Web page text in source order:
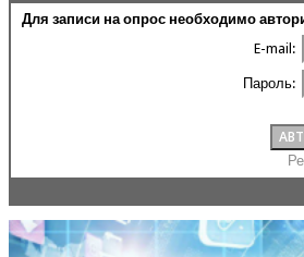
Для записи на опрос необходимо
E-mail:
Пароль: